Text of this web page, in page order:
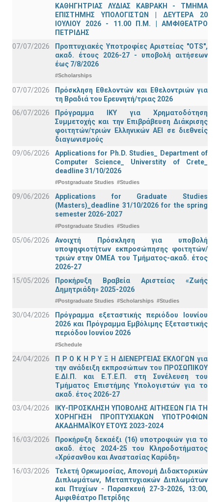
ΚΑΘΗΓΗΤΡΙΑΣ ΛΥΔΙΑΣ ΚΑΒΡΑΚΗ - ΤΜΗΜΑ
ΕΠΙΣΤΗΜΗΣ ΥΠΟΛΟΓΙΣΤΩΝ | ΔΕΥΤΕΡΑ 20
ΙΟΥΛΙΟΥ 2026 - 11.00 Π.Μ. | ΑΜΦΙΘΕΑΤΡΟ
ΠΕΤΡΙΔΗΣ
07/07/2026
Προπτυχιακές Υποτροφίες Αριστείας "OTS",
ακαδ. έτους 2026-27 - υποβολή αιτήσεων
έως 7/8/2026
#Scholarships
07/07/2026
Πρόσκληση Εθελοντών και Εθελοντριών για
τη Βραδιά του Ερευνητή/τριας 2026
06/07/2026
Πρόγραμμα ΙΚΥ για Χρηματοδότηση
Συμμετοχής και την Επιβράβευση Διάκρισης
φοιτητών/τριών Ελληνικών ΑΕΙ σε διεθνείς
διαγωνισμούς
09/06/2026
Applications for Ph.D. Studies_ Department of
Computer Science_ Universtity of Crete_
deadline 31/10/2026
#Postgraduate Studies #Studies
09/06/2026
Applications for Graduate Studies
(Masters)_deadline 31/10/2026 for the spring
semester 2026-2027
#Postgraduate Studies #Studies
05/06/2026
Ανοιχτή Πρόσκληση για υποβολή
υποψηφιοτήτων εκπροσώπησης φοιτητών/
τριών στην ΟΜΕΑ του Τμήματος-ακαδ. έτος
2026-27
15/05/2026
Προκήρυξη Βραβεία Αριστείας «Ζωής
Δημητριάδη» 2025-2026
#Postgraduate Studies #Scholarships #Studies
30/04/2026
Πρόγραμμα εξεταστικής περιόδου Ιουνίου
2026 και Πρόγραμμα Εμβόλιμης Εξεταστικής
περιόδου Ιουνίου 2026
#Schedule
24/04/2026
Π Ρ Ο Κ Η Ρ Υ Ξ Η ΔΙΕΝΕΡΓΕΙΑΣ ΕΚΛΟΓΩΝ για
την ανάδειξη εκπροσώπων του ΠΡΟΣΩΠΙΚΟΥ
Ε.ΔΙ.Π. και Ε.Τ.Ε.Π. στη Συνέλευση του
Τμήματος Επιστήμης Υπολογιστών για το
ακαδ. έτος 2026-27
03/04/2026
ΙΚΥ-ΠΡΟΣΚΛΗΣΗ ΥΠΟΒΟΛΗΣ ΑΙΤΗΣΕΩΝ ΓΙΑ ΤΗ
ΧΟΡΗΓΗΣΗ ΠΡΟΠΤΥΧΙΑΚΩΝ ΥΠΟΤΡΟΦΙΩΝ
ΑΚΑΔΗΜΑΪΚΟΥ ΕΤΟΥΣ 2023-2024
16/03/2026
Προκήρυξη δεκαέξι (16) υποτροφιών για το
ακαδ. έτος 2024-25 του Κληροδοτήματος
«Χρύσανθου και Αναστασίας Καρύδη»
16/03/2026
Τελετή Ορκωμοσίας, Απονομή Διδακτορικών
Διπλωμάτων, Μεταπτυχιακών Διπλωμάτων
και Πτυχίων - Παρασκευή 27-3-2026, 13:00,
Αμφιθέατρο Πετρίδης